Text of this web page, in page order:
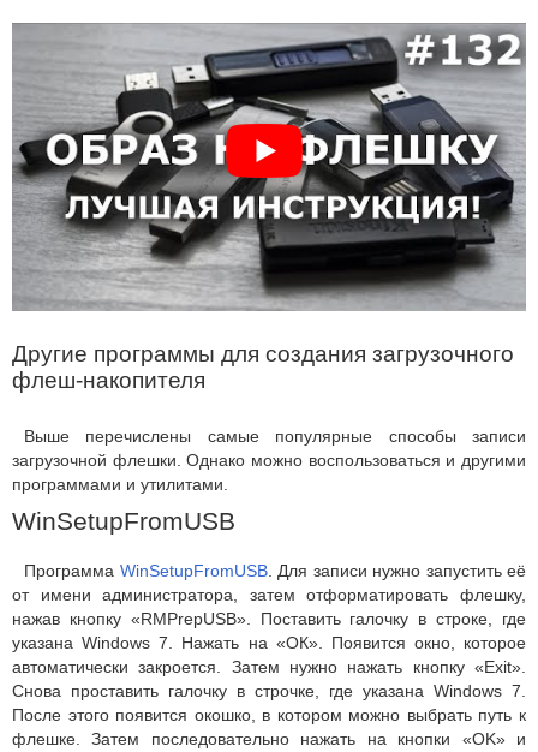
Другие программы для создания загрузочного
флеш-накопителя
Выше перечислены самые популярные способы записи
загрузочной флешки. Однако можно воспользоваться и другими
программами и утилитами.
WinSetupFromUSB
Программа WinSetupFromUSB. Для записи нужно запустить её
от имени администратора, затем отформатировать флешку,
нажав кнопку «RMPrepUSB». Поставить галочку в строке, где
указана Windows 7. Нажать на «ОК». Появится окно, которое
автоматически закроется. Затем нужно нажать кнопку «Exit».
Снова проставить галочку в строчке, где указана Windows 7.
После этого появится окошко, в котором можно выбрать путь к
флешке. Затем последовательно нажать на кнопки «OK» и